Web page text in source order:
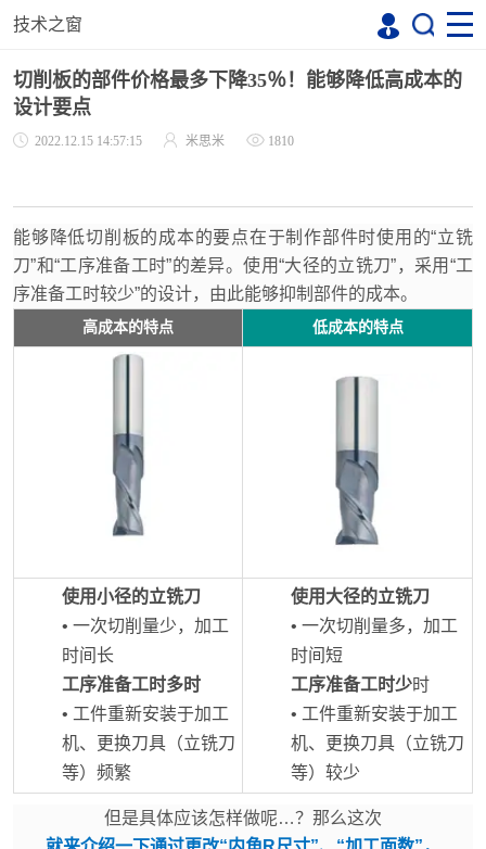
技术之窗
切削板的部件价格最多下降35％！能够降低高成本的
设计要点
2022.12.15 14:57:15 米思米 1810
能够降低切削板的成本的要点在于制作部件时使用的“立铣
刀”和“工序准备工时”的差异。使用“大径的立铣刀”，采用“工
序准备工时较少”的设计，由此能够抑制部件的成本。
高成本的特点 低成本的特点
使用小径的立铣刀
• 一次切削量少，加工
时间长
工序准备工时多时
• 工件重新安装于加工
机、更换刀具（立铣刀
等）频繁
使用大径的立铣刀
• 一次切削量多，加工
时间短
工序准备工时少时
• 工件重新安装于加工
机、更换刀具（立铣刀
等）较少
但是具体应该怎样做呢…？那么这次